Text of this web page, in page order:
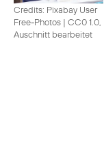
Credits: Pixabay User
Free-Photos | CC0 1.0,
Auschnitt bearbeitet